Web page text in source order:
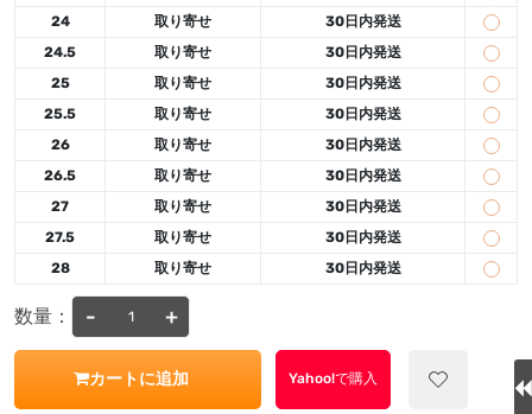
24
取り寄せ
30日内発送
24.5
取り寄せ
30日内発送
25
取り寄せ
30日内発送
25.5
取り寄せ
30日内発送
26
取り寄せ
30日内発送
26.5
取り寄せ
30日内発送
27
取り寄せ
30日内発送
27.5
取り寄せ
30日内発送
28
取り寄せ 30日内発送
数量： - +
カートに追加 Yahoo!で購入